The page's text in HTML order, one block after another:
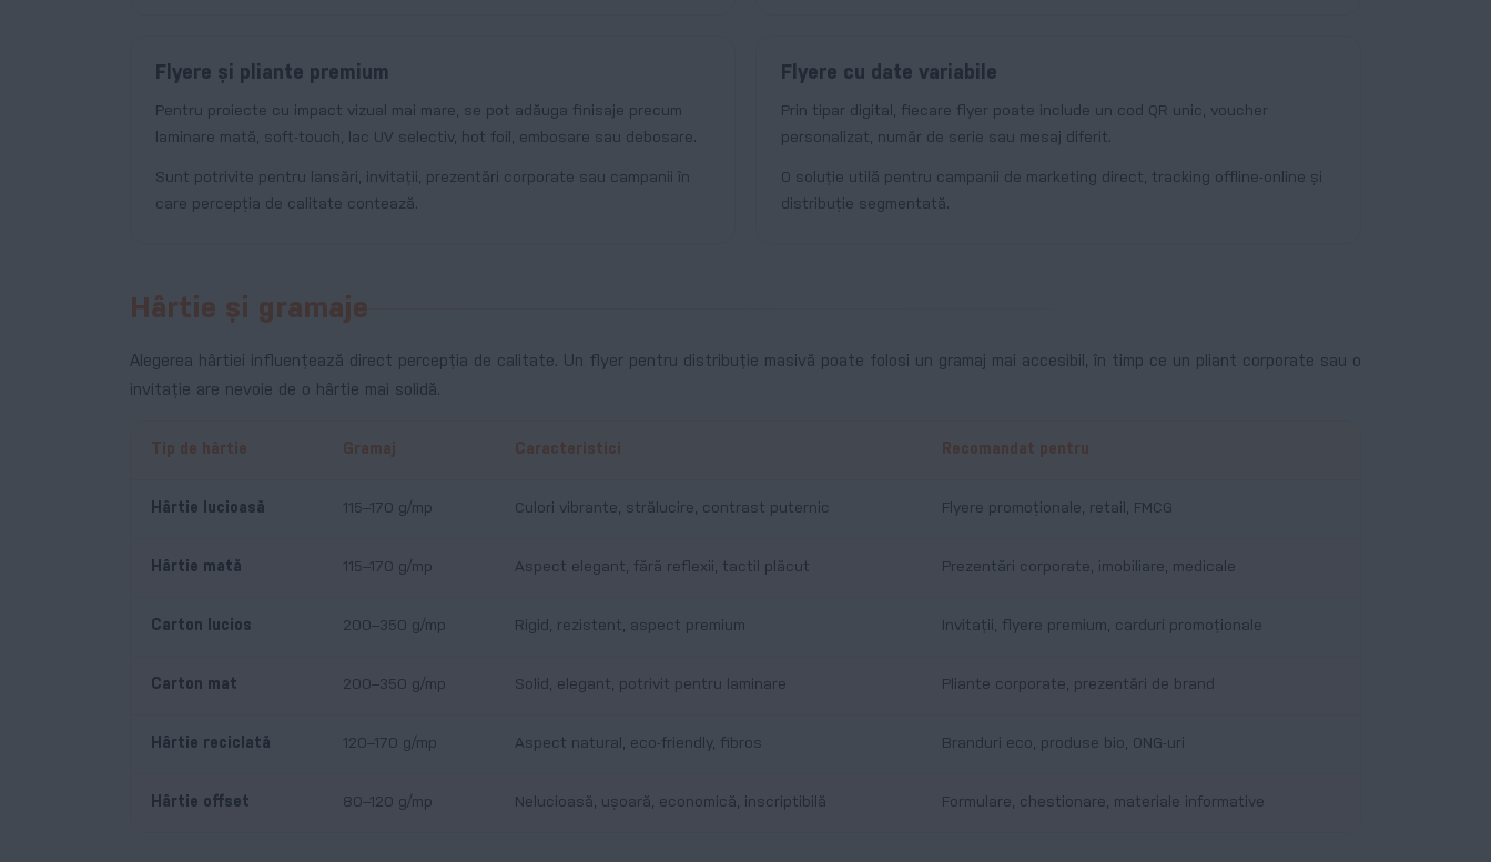
Flyere și pliante premium
Pentru proiecte cu impact vizual mai mare, se pot adăuga finisaje precum
laminare mată, soft-touch, lac UV selectiv, hot foil, embosare sau debosare.
Sunt potrivite pentru lansări, invitații, prezentări corporate sau campanii în
care percepția de calitate contează.
Flyere cu date variabile
Prin tipar digital, fiecare flyer poate include un cod QR unic, voucher
personalizat, număr de serie sau mesaj diferit.
O soluție utilă pentru campanii de marketing direct, tracking offline-online și
distribuție segmentată.
Hârtie și gramaje
Alegerea hârtiei influențează direct percepția de calitate. Un flyer pentru distribuție masivă poate folosi un gramaj mai accesibil, în timp ce un pliant corporate sau o
invitație are nevoie de o hârtie mai solidă.
Tip de hârtie Gramaj Caracteristici Recomandat pentru
Hârtie lucioasă 115–170 g/mp Culori vibrante, strălucire, contrast puternic Flyere promoționale, retail, FMCG
Hârtie mată 115–170 g/mp Aspect elegant, fără reflexii, tactil plăcut Prezentări corporate, imobiliare, medicale
Carton lucios 200–350 g/mp Rigid, rezistent, aspect premium Invitații, flyere premium, carduri promoționale
Carton mat 200–350 g/mp Solid, elegant, potrivit pentru laminare Pliante corporate, prezentări de brand
Hârtie reciclată 120–170 g/mp Aspect natural, eco-friendly, fibros Branduri eco, produse bio, ONG-uri
Hârtie offset 80–120 g/mp Nelucioasă, ușoară, economică, inscriptibilă Formulare, chestionare, materiale informative